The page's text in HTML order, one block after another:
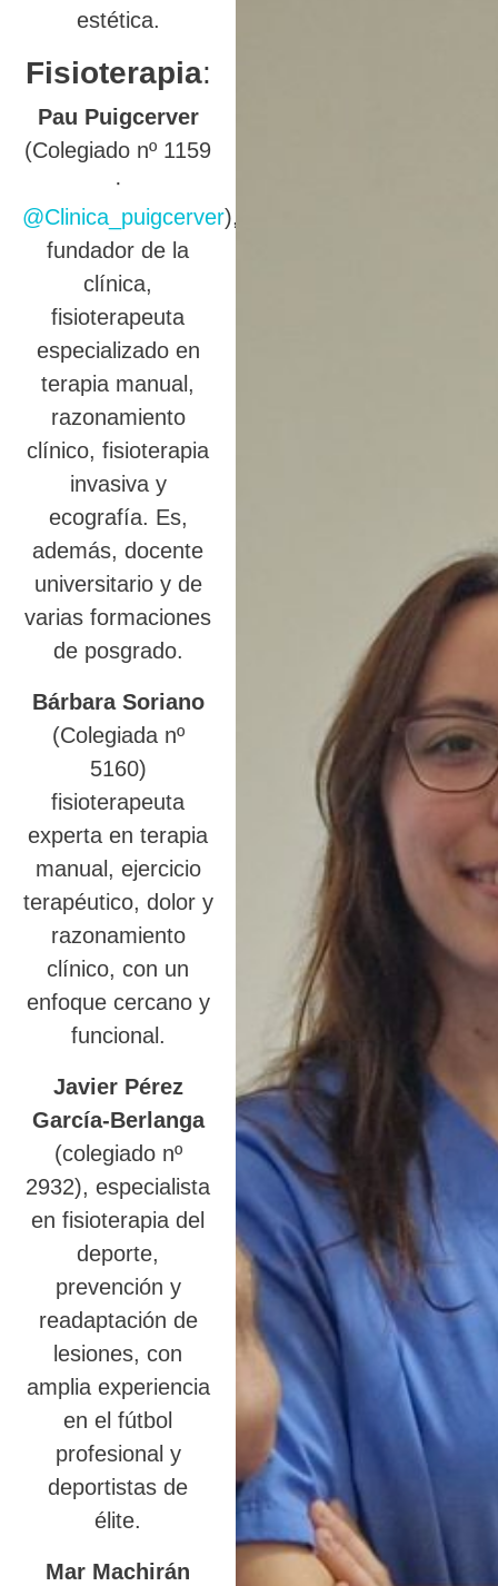
estética.
Fisioterapia:
Pau Puigcerver
(Colegiado nº 1159
·
@Clinica_puigcerver),
fundador de la
clínica,
fisioterapeuta
especializado en
terapia manual,
razonamiento
clínico, fisioterapia
invasiva y
ecografía. Es,
además, docente
universitario y de
varias formaciones
de posgrado.
Bárbara Soriano
(Colegiada nº
5160)
fisioterapeuta
experta en terapia
manual, ejercicio
terapéutico, dolor y
razonamiento
clínico, con un
enfoque cercano y
funcional.
Javier Pérez
García-Berlanga
(colegiado nº
2932), especialista
en fisioterapia del
deporte,
prevención y
readaptación de
lesiones, con
amplia experiencia
en el fútbol
profesional y
deportistas de
élite.
Mar Machirán